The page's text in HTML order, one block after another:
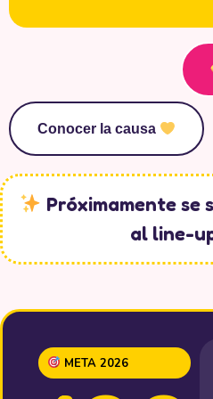
Conocer la causa
Próximamente se
al line-
META 2026